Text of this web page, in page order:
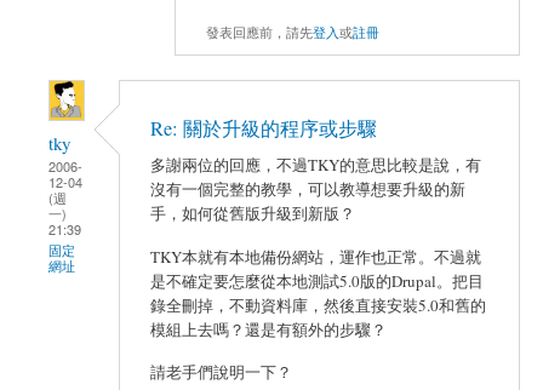
發表回應前，請先登入或註冊
tky
2006-
12-04
(週
一)
21:39
固定
網址
Re: 關於升級的程序或步驟
多謝兩位的回應，不過TKY的意思比較是說，有
沒有一個完整的教學，可以教導想要升級的新
手，如何從舊版升級到新版？
TKY本就有本地備份網站，運作也正常。不過就
是不確定要怎麼從本地測試5.0版的Drupal。把目
錄全刪掉，不動資料庫，然後直接安裝5.0和舊的
模組上去嗎？還是有額外的步驟？
請老手們說明一下？